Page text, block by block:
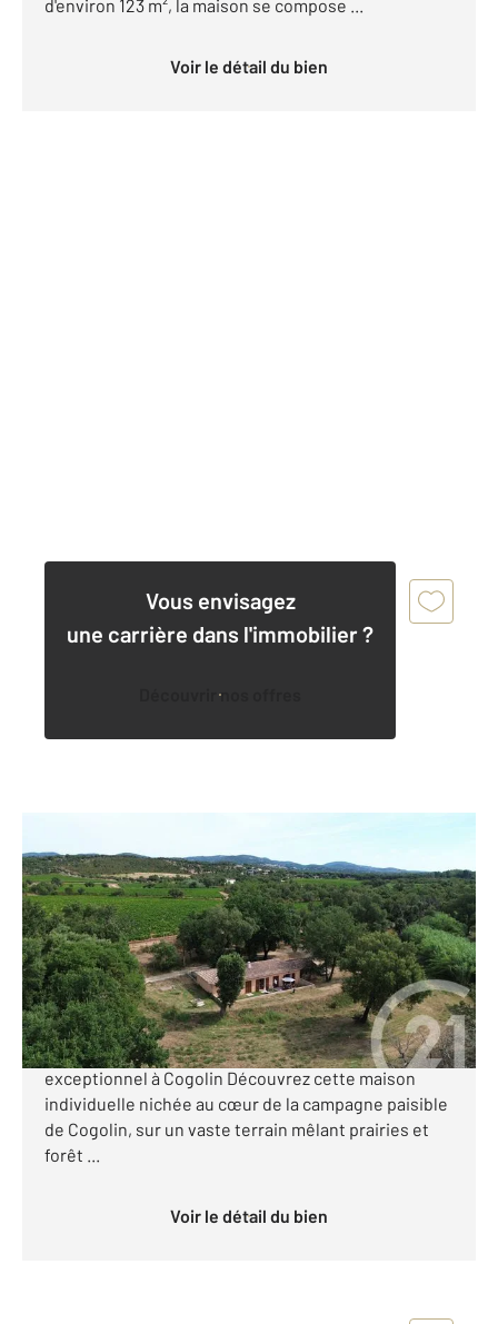
d'environ 123 m², la maison se compose ...
Voir le détail du bien
Vous envisagez
une carrière dans l'immobilier ?
Découvrir nos offres
130 m2, 4 pièces
Ref : 1352
Maison à vendre
690 000 €
Votre agence Century 21 vous propose à la vente
cette propriété située dans un cadre campagne
exceptionnel à Cogolin Découvrez cette maison
individuelle nichée au cœur de la campagne paisible
de Cogolin, sur un vaste terrain mêlant prairies et
forêt ...
Voir le détail du bien